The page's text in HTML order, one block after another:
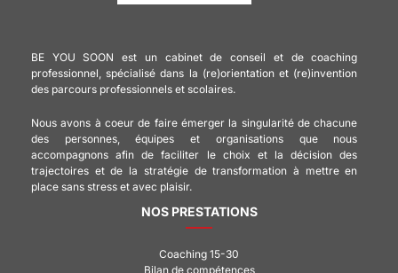
BE YOU SOON est un cabinet de conseil et de coaching
professionnel, spécialisé dans la (re)orientation et (re)invention
des parcours professionnels et scolaires.
Nous avons à coeur de faire émerger la singularité de chacune
des personnes, équipes et organisations que nous
accompagnons afin de faciliter le choix et la décision des
trajectoires et de la stratégie de transformation à mettre en
place sans stress et avec plaisir.
NOS PRESTATIONS
Coaching 15-30
Bilan de compétences